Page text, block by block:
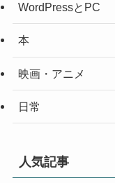
WordPressとPC
本
映画・アニメ
日常
人気記事